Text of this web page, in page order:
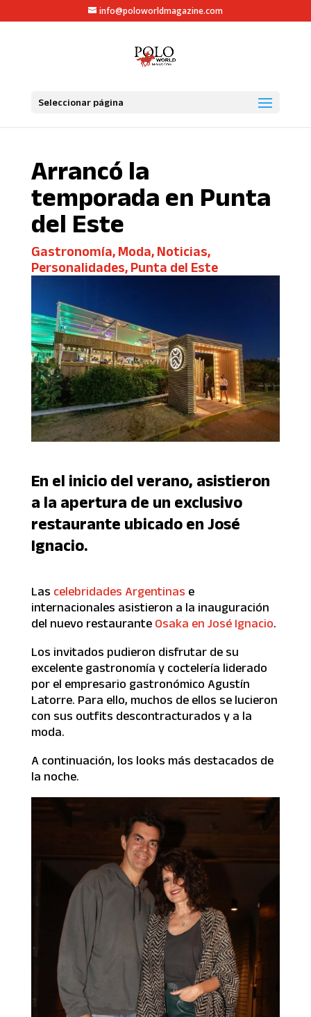
info@poloworldmagazine.com
Seleccionar página
Arrancó la
temporada en Punta
del Este
Gastronomía, Moda, Noticias,
Personalidades, Punta del Este
En el inicio del verano, asistieron
a la apertura de un exclusivo
restaurante ubicado en José
Ignacio.
Las celebridades Argentinas e
internacionales asistieron a la inauguración
del nuevo restaurante Osaka en José Ignacio.
Los invitados pudieron disfrutar de su
excelente gastronomía y coctelería liderado
por el empresario gastronómico Agustín
Latorre. Para ello, muchos de ellos se lucieron
con sus outfits descontracturados y a la
moda.
A continuación, los looks más destacados de
la noche.